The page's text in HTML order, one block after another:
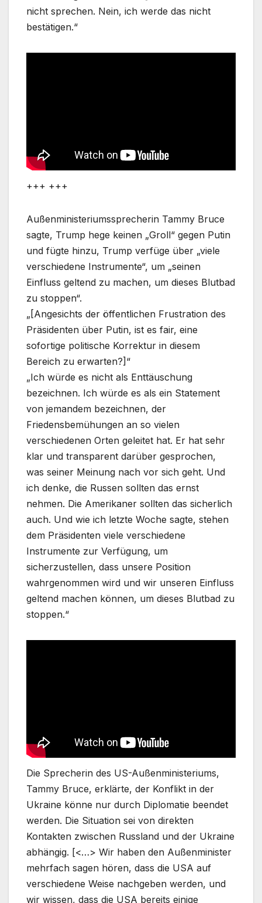
nicht sprechen. Nein, ich werde das nicht
bestätigen.“
+++ +++
Außenministeriumssprecherin Tammy Bruce
sagte, Trump hege keinen „Groll“ gegen Putin
und fügte hinzu, Trump verfüge über „viele
verschiedene Instrumente“, um „seinen
Einfluss geltend zu machen, um dieses Blutbad
zu stoppen“.
„[Angesichts der öffentlichen Frustration des
Präsidenten über Putin, ist es fair, eine
sofortige politische Korrektur in diesem
Bereich zu erwarten?]“
„Ich würde es nicht als Enttäuschung
bezeichnen. Ich würde es als ein Statement
von jemandem bezeichnen, der
Friedensbemühungen an so vielen
verschiedenen Orten geleitet hat. Er hat sehr
klar und transparent darüber gesprochen,
was seiner Meinung nach vor sich geht. Und
ich denke, die Russen sollten das ernst
nehmen. Die Amerikaner sollten das sicherlich
auch. Und wie ich letzte Woche sagte, stehen
dem Präsidenten viele verschiedene
Instrumente zur Verfügung, um
sicherzustellen, dass unsere Position
wahrgenommen wird und wir unseren Einfluss
geltend machen können, um dieses Blutbad zu
stoppen.“
Die Sprecherin des US-Außenministeriums,
Tammy Bruce, erklärte, der Konflikt in der
Ukraine könne nur durch Diplomatie beendet
werden. Die Situation sei von direkten
Kontakten zwischen Russland und der Ukraine
abhängig. [<…> Wir haben den Außenminister
mehrfach sagen hören, dass die USA auf
verschiedene Weise nachgeben werden, und
wir wissen, dass die USA bereits einige